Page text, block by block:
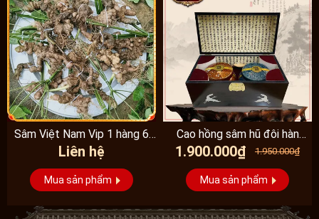
Sâm Việt Nam Vip 1 hàng 6
đến 8 năm...
Liên hệ
Mua sản phẩm
Cao hồng sâm hũ đôi hàn
quốc pocheon - NS885
1.900.000₫ 1.950.000₫
Mua sản phẩm